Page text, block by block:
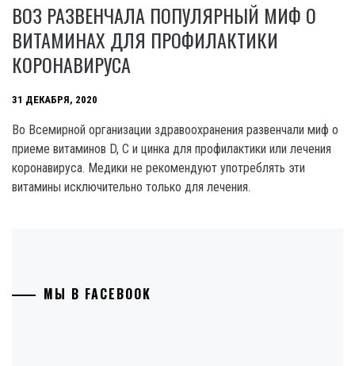
ВОЗ РАЗВЕНЧАЛА ПОПУЛЯРНЫЙ МИФ О
ВИТАМИНАХ ДЛЯ ПРОФИЛАКТИКИ
КОРОНАВИРУСА
31 ДЕКАБРЯ, 2020
Во Всемирной организации здравоохранения развенчали миф о
приеме витаминов D, С и цинка для профилактики или лечения
коронавируса. Медики не рекомендуют употреблять эти
витамины исключительно только для лечения.
МЫ В FACEBOOK